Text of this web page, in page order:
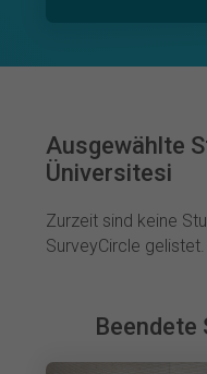
Ausgewählte
Üniversitesi
Zurzeit sind keine
SurveyCircle gelistet.
Beendete